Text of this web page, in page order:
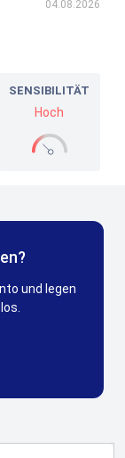
04.08.2026
SENSIBILITÄT
Hoch
und legen